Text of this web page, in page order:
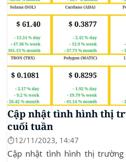
Cập nhật tình hình thị
cuối tuần
⏱️12/11/2023, 14:47
Cập nhật tình hình thị